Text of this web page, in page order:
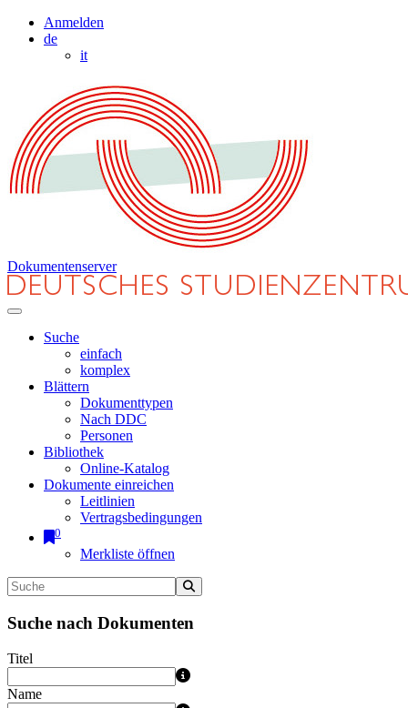
Anmelden
de
it
Dokumentenserver
Suche
einfach
komplex
Blättern
Dokumenttypen
Nach DDC
Personen
Bibliothek
Online-Katalog
Dokumente einreichen
Leitlinien
Vertragsbedingungen
0
Merkliste öffnen
Suche nach Dokumenten
Titel
Name